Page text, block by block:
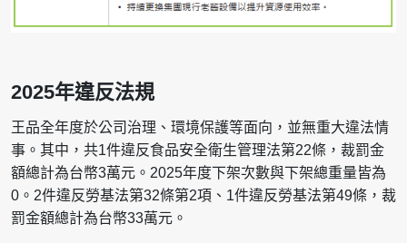
2025年違反法規
王品全年度於公司治理、環境保護等面向，並無重大違法情
事。其中，共1件違反食品安全衛生管理法第22條，裁罰金
額總計為台幣3萬元。2025年度下架次數與下架總重量皆為
0。2件違反勞基法第32條第2項、1件違反勞基法第49條，裁
罰金額總計為台幣33萬元。